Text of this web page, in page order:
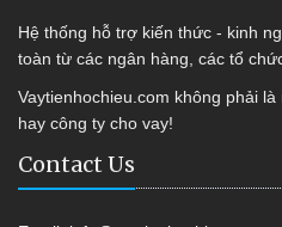
Hệ thống hỗ trợ kiến thức - kinh
toàn từ các ngân hàng, các tổ
Vaytienhochieu.com không phải
hay công ty cho vay!
Contact Us